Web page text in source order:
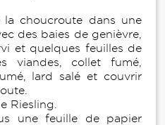
choucroute dans une
des baies de genièvre,
et quelques feuilles de
viandes, collet fumé,
lard salé et couvrir
Riesling.
une feuille de papier